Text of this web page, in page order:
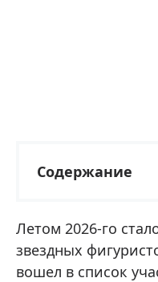
Содержание
Летом 2026-го
звездных
вошел в список